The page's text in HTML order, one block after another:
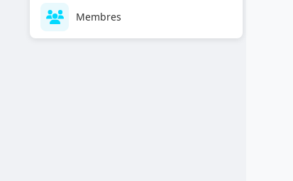
Membres